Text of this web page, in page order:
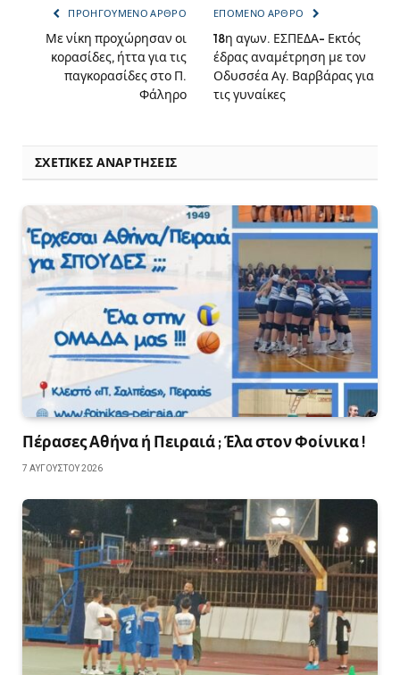
ΠΡΟΗΓΟΎΜΕΝΟ ΆΡΘΡΟ
Με νίκη προχώρησαν οι
κορασίδες, ήττα για τις
παγκορασίδες στο Π.
Φάληρο
ΕΠΌΜΕΝΟ ΆΡΘΡΟ
18η αγων. ΕΣΠΕΔΑ- Εκτός
έδρας αναμέτρηση με τον
Οδυσσέα Αγ. Βαρβάρας για
τις γυναίκες
ΣΧΕΤΙΚΈΣ ΑΝΑΡΤΉΣΕΙΣ
Πέρασες Αθήνα ή Πειραιά ; Έλα στον Φοίνικα !
7 ΑΥΓΟΎΣΤΟΥ 2026